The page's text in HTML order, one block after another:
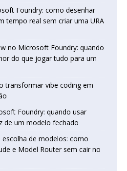
Foundry: como desenhar
tempo real sem criar uma URA
no Microsoft Foundry: quando
do que jogar tudo para um
transformar vibe coding em
Foundry: quando usar
de um modelo fechado
de modelos: como
e Model Router sem cair no